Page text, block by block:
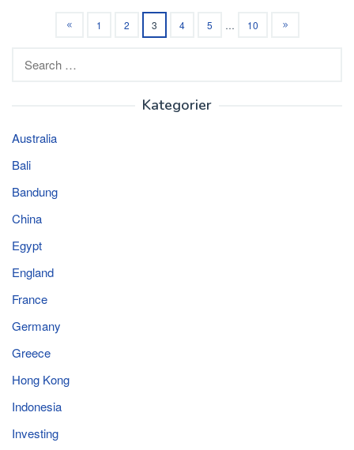
1 2 3 4 5 … 10
for:
Kategorier
Australia
Bali
Bandung
China
Egypt
England
France
Germany
Greece
Hong Kong
Indonesia
Investing